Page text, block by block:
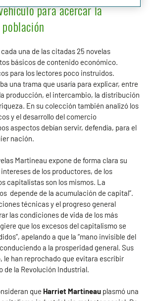
para acercar la
una de las citadas 25 novelas
básicos de contenido económico.
para los lectores poco instruidos.
una trama que usaría para explicar, entre
producción, el intercambio, la distribución
En su colección también analizó los
y el desarrollo del comercio
aspectos debían servir, defendía, para el
nación.
Martineau expone de forma clara su
de los productores, de los
capitalistas son los mismos. La
depende de la acumulación de capital”.
técnicas y el progreso general
las condiciones de vida de los más
que los excesos del capitalismo se
apelando a que la “mano invisible del
a la prosperidad general. Sus
le han reprochado que evitara escribir
de la Revolución Industrial.
que Harriet Martineau plasmó una